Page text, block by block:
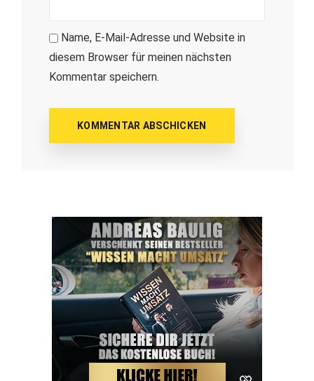
Name, E-Mail-Adresse und Website in
diesem Browser für meinen nächsten
Kommentar speichern.